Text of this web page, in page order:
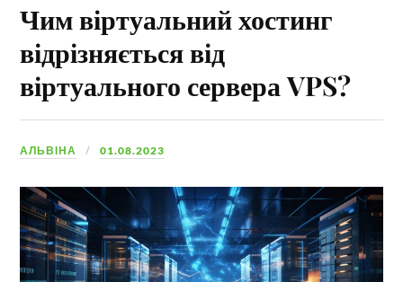
Чим віртуальний хостинг
відрізняється від
віртуального сервера VPS?
АЛЬВІНА 01.08.2023